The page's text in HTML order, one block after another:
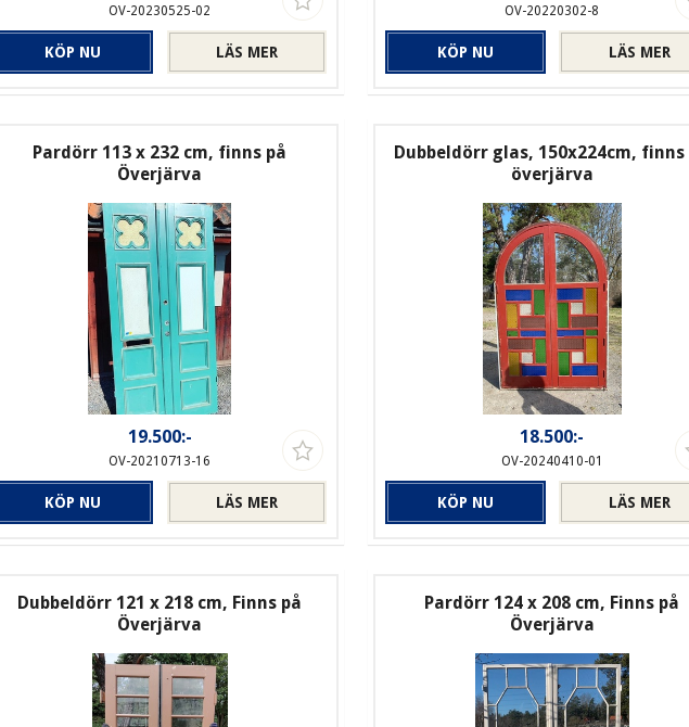
OV-20230525-02
LÄS MER
KÖP NU
OV-20220302-8
LÄS MER
KÖP NU
Pardörr 113 x 232 cm, finns på
Överjärva
19.500:-
OV-20210713-16
LÄS MER
KÖP NU
Dubbeldörr glas, 150x224cm, finns
överjärva
18.500:-
OV-20240410-01
LÄS MER
KÖP NU
Dubbeldörr 121 x 218 cm, Finns på
Överjärva
Pardörr 124 x 208 cm, Finns på
Överjärva